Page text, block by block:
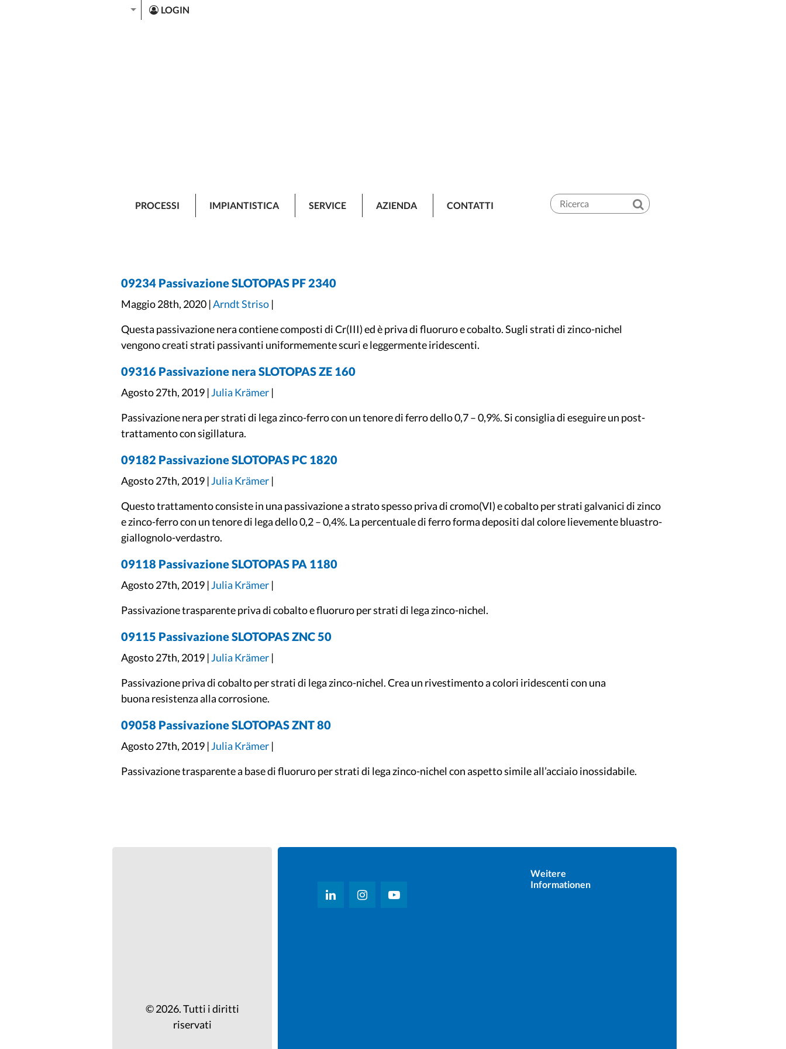
LOGIN
PROCESSI IMPIANTISTICA SERVICE AZIENDA CONTATTI
09234 Passivazione SLOTOPAS PF 2340
Maggio 28th, 2020 |Arndt Striso |
Questa passivazione nera contiene composti di Cr(III) ed è priva di fluoruro e cobalto. Sugli strati di zinco-nichel
vengono creati strati passivanti uniformemente scuri e leggermente iridescenti.
09316 Passivazione nera SLOTOPAS ZE 160
Agosto 27th, 2019 |Julia Krämer |
Passivazione nera per strati di lega zinco-ferro con un tenore di ferro dello 0,7 – 0,9%. Si consiglia di eseguire un post-
trattamento con sigillatura.
09182 Passivazione SLOTOPAS PC 1820
Agosto 27th, 2019 |Julia Krämer |
Questo trattamento consiste in una passivazione a strato spesso priva di cromo(VI) e cobalto per strati galvanici di zinco
e zinco-ferro con un tenore di lega dello 0,2 – 0,4%. La percentuale di ferro forma depositi dal colore lievemente bluastro-
giallognolo-verdastro.
09118 Passivazione SLOTOPAS PA 1180
Agosto 27th, 2019 |Julia Krämer |
Passivazione trasparente priva di cobalto e fluoruro per strati di lega zinco-nichel.
09115 Passivazione SLOTOPAS ZNC 50
Agosto 27th, 2019 |Julia Krämer |
Passivazione priva di cobalto per strati di lega zinco-nichel. Crea un rivestimento a colori iridescenti con una
buona resistenza alla corrosione.
09058 Passivazione SLOTOPAS ZNT 80
Agosto 27th, 2019 |Julia Krämer |
Passivazione trasparente a base di fluoruro per strati di lega zinco-nichel con aspetto simile all’acciaio inossidabile.
Weitere
Informationen
© 2026. Tutti i diritti
riservati